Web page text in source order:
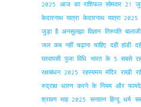
2025 आज का राशिफल सोमवार 21
केदारनाथ यात्रा केदारनाथ यात्रा 2025
जुड़ा है अनसुलझा विज्ञान तिरुपति बालाजी
जल कब नहीं चढ़ाना चाहिए दही हांडी
घरवापसी पूजा विधि भारत के 5 सबसे
रक्षाबंधन 2025 रहस्यमय मंदिर राखी
रुद्राक्ष धारण करने के नियम और फायदे
श्रावण माह 2025 सनातन हिन्दू धर्म